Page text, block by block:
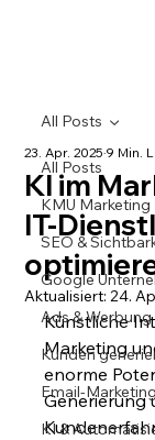
All Posts
KMU Marketing
SEO &
Google
Ads & Werbung
Kunden
Email-
KI &
All Posts
KI im
IT-
23. Apr. 20259 Min.
Aktualisiert:24.
Künstliche
Marketing
enorme
Generierung